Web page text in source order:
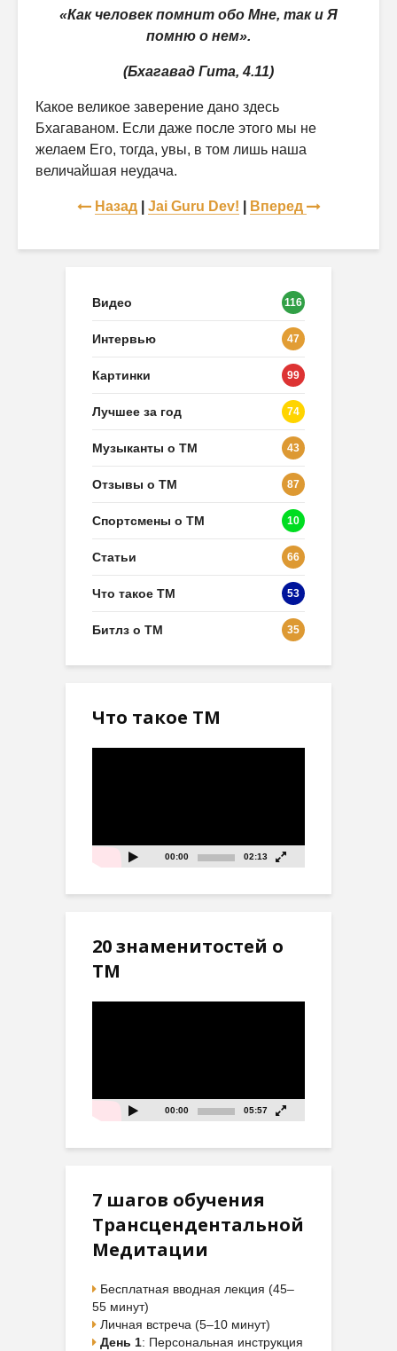
«Как человек помнит обо Мне, так и Я
помню о нем».
(Бхагавад Гита, 4.11)
Какое великое заверение дано здесь
Бхагаваном. Если даже после этого мы не
желаем Его, тогда, увы, в том лишь наша
величайшая неудача.
Назад| Jai Guru Dev! Вперед
Видео 116
Интервью 47
Картинки 99
Лучшее за год 74
Музыканты о ТМ 43
Отзывы о ТМ 87
Спортсмены о ТМ 10
Статьи 66
Что такое ТМ 53
Битлз о ТМ 35
Что такое ТМ
00:00 02:13
20 знаменитостей о
ТМ
00:00 05:57
7 шагов обучения
Трансцендентальной
Медитации
Бесплатная вводная лекция (45–
55 минут)
Личная встреча (5–10 минут)
День 1: Персональная инструкция